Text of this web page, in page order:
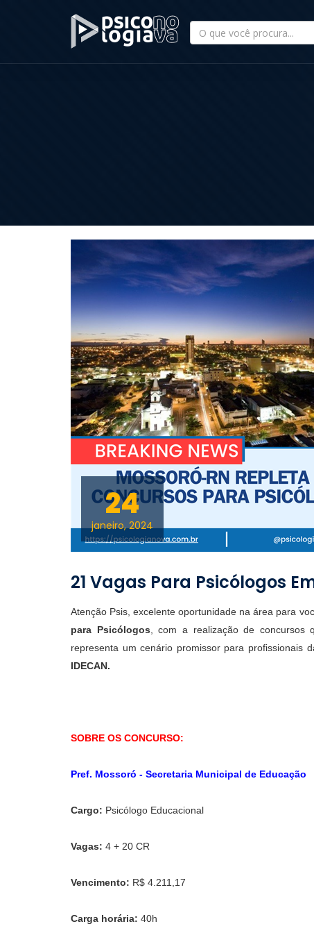
24
janeiro, 2024
21 Vagas Para Psicólogos
Atenção Psis, excelente oportunidade na área para
para Psicólogos , com a realização de concursos
representa um cenário promissor para profissionais
IDECAN.
SOBRE OS CONCURSO:
Pref. Mossoró - Secretaria Municipal de Educação
Cargo: Psicólogo Educacional
Vagas: 4 + 20 CR
Vencimento: R$ 4.211,17
Carga horária: 40h